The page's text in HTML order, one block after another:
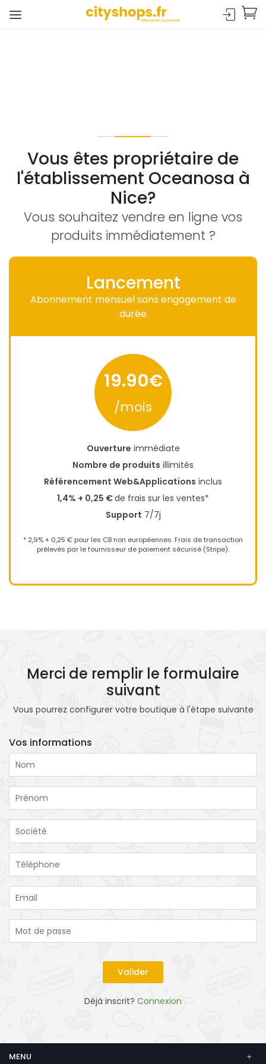
Vous êtes propriétaire de
l'établissement Oceanosa à
Nice?
Vous souhaitez vendre en ligne vos
produits immédiatement ?
Lancement
Abonnement mensuel sans engagement de
durée
19.90€
/mois
Ouverture immédiate
Nombre de produits illimités
Référencement Web&Applications inclus
1,4% + 0,25 €de frais sur les ventes*
Support 7/7j
* 2,9% + 0,25 € pour les CB non européennes. Frais de transaction
prélevés par le fournisseur de paiement sécurisé (Stripe).
Merci de remplir le formulaire
suivant
Vous pourrez configurer votre boutique à l'étape suivante
Vos informations
Déjà inscrit? Connexion
MENU